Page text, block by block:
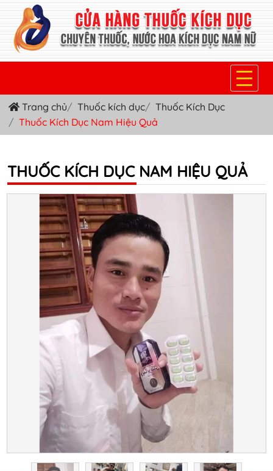
TRANG CHỦ
THUỐC KÍCH DỤC NỮ
THUỐC NƯỚC KÍCH DỤC NAM
THUỐC VIÊN KÍCH DỤC NAM
SẢN PHẨM KHÁC
TIN TỨC & BLOG
Trang chủ Thuốc kích dục
Thuốc Kích Dục
Thuốc Kích Dục Nam Hiệu Quả
THUỐC KÍCH DỤC NAM HIỆU QUẢ